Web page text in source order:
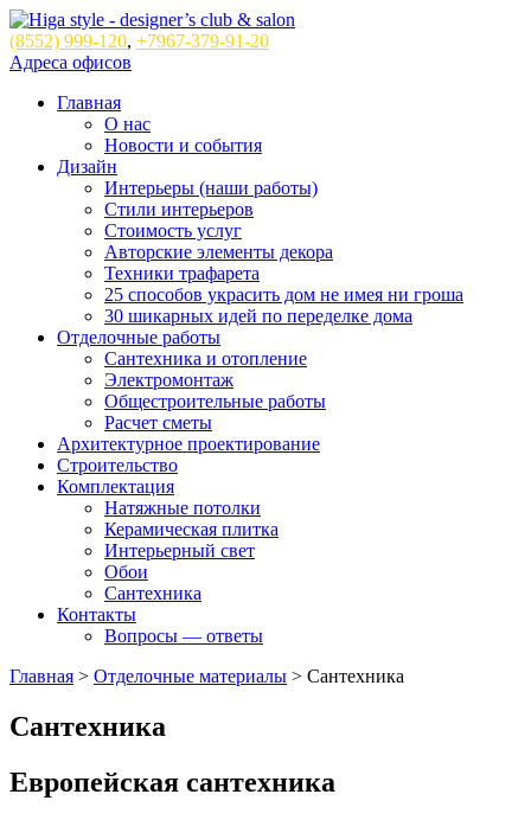
(8552) 999-120, +7967-379-91-20
Адреса офисов
Главная
О нас
Новости и события
Дизайн
Интерьеры (наши работы)
Стили интерьеров
Стоимость услуг
Авторские элементы декора
Техники трафарета
25 способов украсить дом не имея ни гроша
30 шикарных идей по переделке дома
Отделочные работы
Сантехника и отопление
Электромонтаж
Общестроительные работы
Расчет сметы
Архитектурное проектирование
Строительство
Комплектация
Натяжные потолки
Керамическая плитка
Интерьерный свет
Обои
Сантехника
Контакты
Вопросы — ответы
Главная > Отделочные материалы > Сантехника
Сантехника
Европейская сантехника